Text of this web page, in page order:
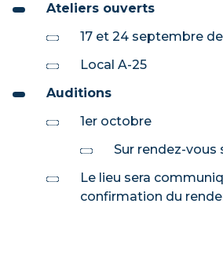
Ateliers ouverts
17 et 24 septembre
Local A-25
Auditions
1er octobre
Sur rendez-vous
Le lieu sera
confirmation du